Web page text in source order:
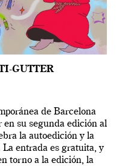
GUTTER
de Barcelona
en su segunda edición al
la autoedición y la
entrada es gratuita, y
torno a la edición, la